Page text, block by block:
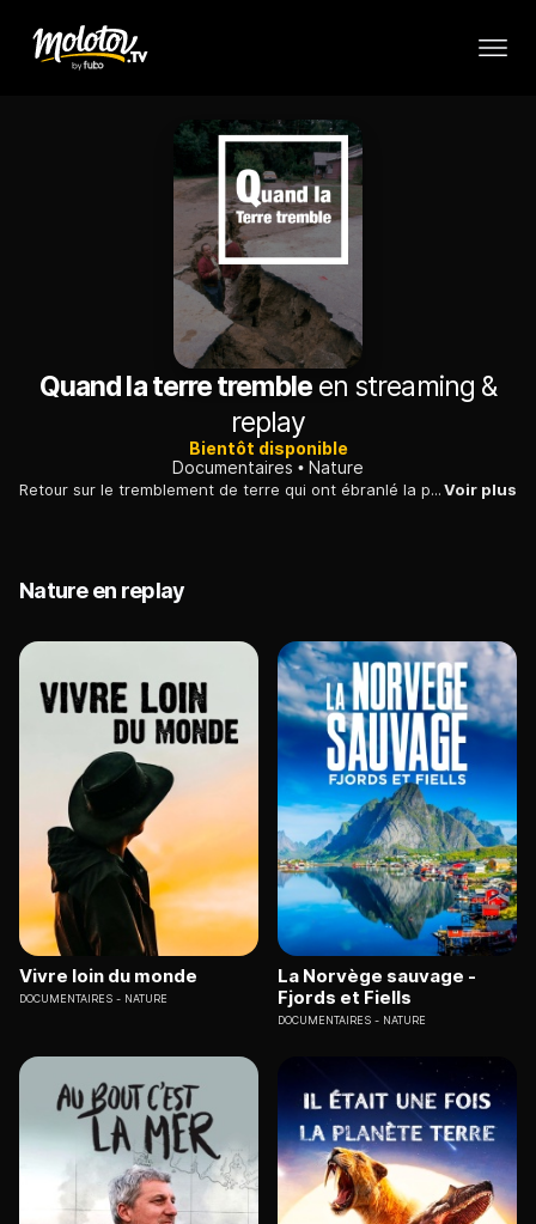
Quand la terre trembleen streaming &
replay
Bientôt disponible
Documentaires
Nature
Retour sur le tremblement de terre qui ont ébranlé la planète et ont causé de très importants dégâts matériels.Voir plus
Nature en replay
Vivre loin du monde
DOCUMENTAIRES NATURE
La Norvège sauvage -
Fjords et Fiells
DOCUMENTAIRES NATURE